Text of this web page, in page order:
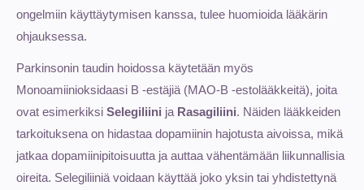
ongelmiin käyttäytymisen kanssa, tulee huomioida lääkärin
ohjauksessa.
Parkinsonin taudin hoidossa käytetään myös
Monoamiinioksidaasi B -estäjiä (MAO-B -estolääkkeitä), joita
ovat esimerkiksi Selegiliini ja Rasagiliini. Näiden lääkkeiden
tarkoituksena on hidastaa dopamiinin hajotusta aivoissa, mikä
jatkaa dopamiinipitoisuutta ja auttaa vähentämään liikunnallisia
oireita. Selegiliiniä voidaan käyttää joko yksin tai yhdistettynä